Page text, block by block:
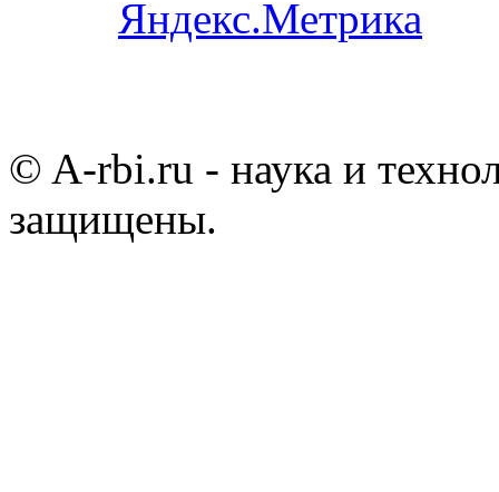
© A-rbi.ru - наука и
защищены.